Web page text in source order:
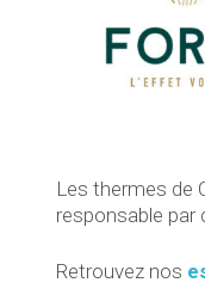
Les thermes de
responsable par
Retrouvez nos